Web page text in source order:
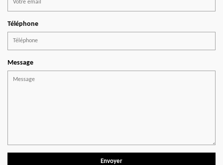
Téléphone
Message